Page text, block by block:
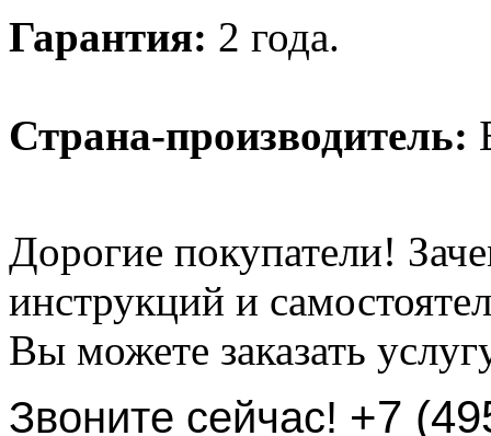
Гарантия: 2 года.
Страна-производитель:
Дорогие покупатели!
инструкций и
Вы можете заказать
Звоните сейчас! +7